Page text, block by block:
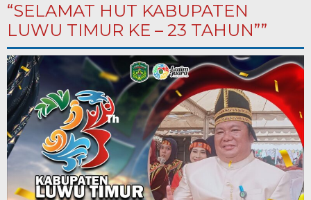
“SELAMAT HUT KABUPATEN
LUWU TIMUR KE – 23 TAHUN””